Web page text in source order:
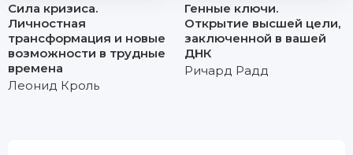
Сила кризиса.
Личностная
трансформация и новые
возможности в трудные
времена
Леонид Кроль
Генные ключи.
Открытие высшей цели,
заключенной в вашей
ДНК
Ричард Радд